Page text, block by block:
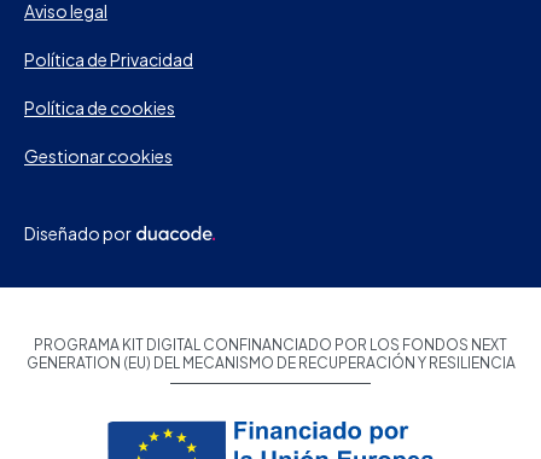
Aviso legal
Política de Privacidad
Política de cookies
Gestionar cookies
Diseñado por
PROGRAMA KIT DIGITAL CONFINANCIADO POR LOS FONDOS NEXT
GENERATION (EU) DEL MECANISMO DE RECUPERACIÓN Y RESILIENCIA